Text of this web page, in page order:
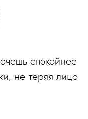
спокойнее
не теряя лицо